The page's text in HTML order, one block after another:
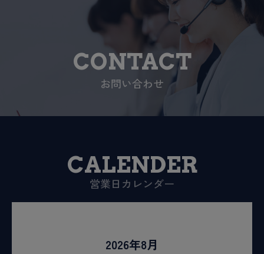
CONTACT
お問い合わせ
CALENDER
営業日カレンダー
2026年8月